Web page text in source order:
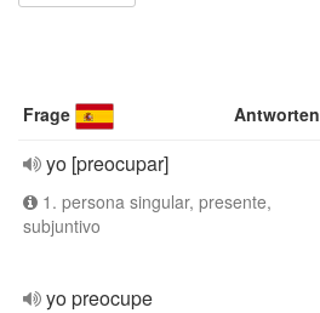
Frage Antworten
yo [preocupar]
1. persona singular, presente,
subjuntivo
yo preocupe